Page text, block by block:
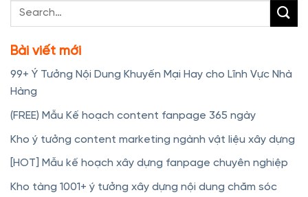
Bài viết mới
99+ Ý Tưởng Nội Dung Khuyến Mại Hay cho Lĩnh Vực Nhà
Hàng
(FREE) Mẫu Kế hoạch content fanpage 365 ngày
Kho ý tưởng content marketing ngành vật liệu xây dựng
[HOT] Mẫu kế hoạch xây dựng fanpage chuyên nghiệp
Kho tàng 1001+ ý tưởng xây dựng nội dung chăm sóc